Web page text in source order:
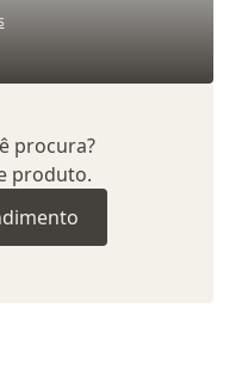
procura?
produto.